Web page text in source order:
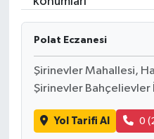
Polat Eczanesi
Şirinevler Mahallesi,
Şirinevler Bahçelievler
Yol Tarifi Al 0
Sağlık